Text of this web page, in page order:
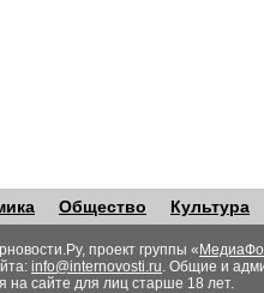
Общество Культура
проект группы «
info@internovosti.ru. Общие и
на сайте для лиц старше 18 лет.